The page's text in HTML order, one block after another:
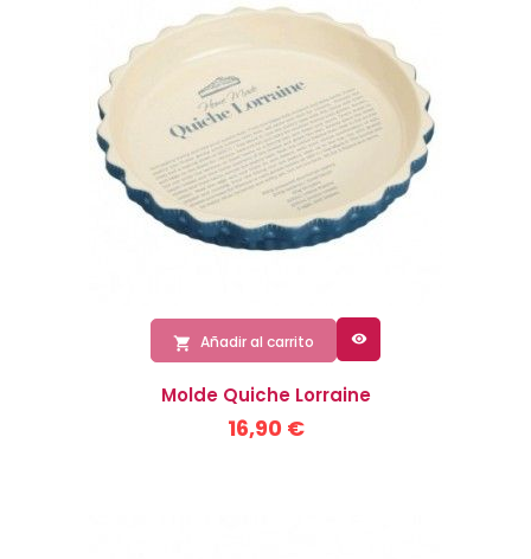
 Añadir al carrito 
Molde Quiche Lorraine
16,90 €